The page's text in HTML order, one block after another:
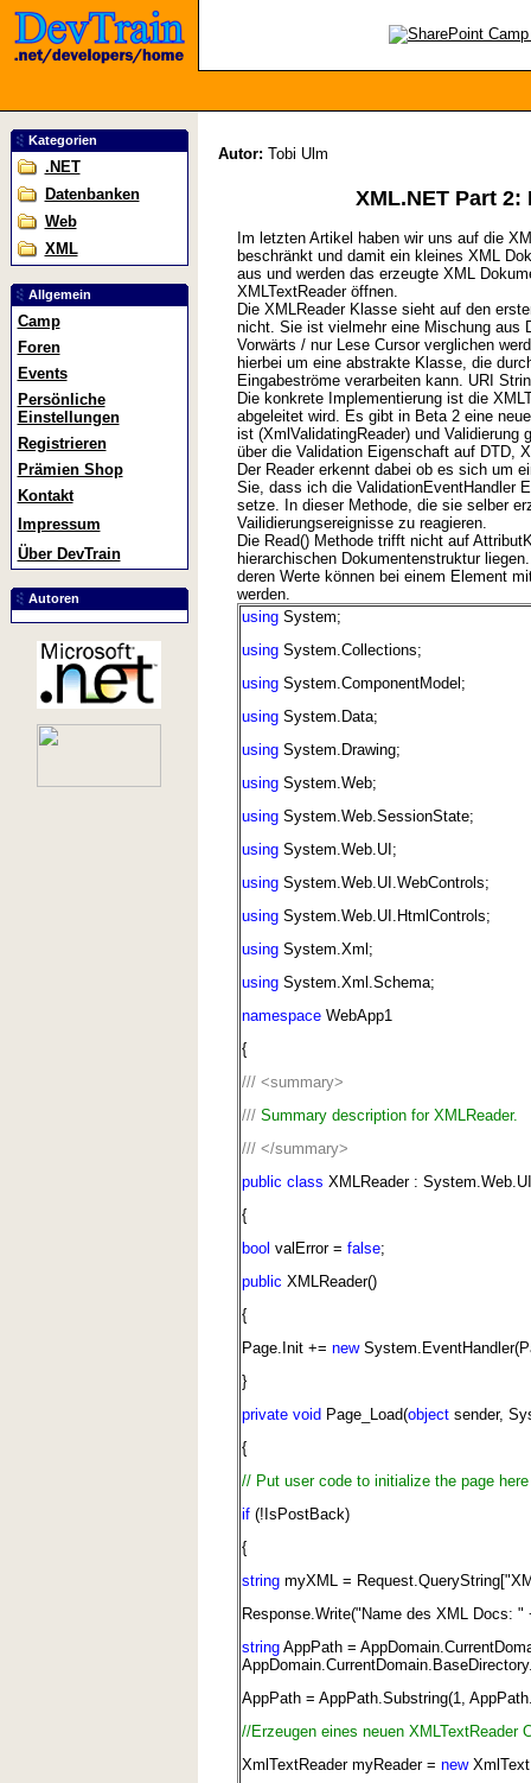
Kategorien
.NET
Datenbanken
Web
XML
Allgemein
Camp
Foren
Events
Persönliche
Einstellungen
Registrieren
Prämien Shop
Kontakt
Impressum
Über DevTrain
Autoren
Autor: Tobi Ulm
XML.NET Part 2:
Im letzten Artikel haben wir uns auf die
beschränkt und damit ein kleines XML
aus und werden das erzeugte XML
XMLTextReader öffnen.
Die XMLReader Klasse sieht auf den
nicht. Sie ist vielmehr eine Mischung aus
Vorwärts / nur Lese Cursor verglichen
hierbei um eine abstrakte Klasse, die
Eingabeströme verarbeiten kann. URI
Die konkrete Implementierung ist die
abgeleitet wird. Es gibt in Beta 2 eine
ist (XmlValidatingReader) und
über die Validation Eigenschaft auf DTD,
Der Reader erkennt dabei ob es sich um
Sie, dass ich die ValidationEventHandler
setze. In dieser Methode, die sie selber
Vailidierungsereignisse zu reagieren.
Die Read() Methode trifft nicht auf
hierarchischen Dokumentenstruktur
deren Werte können bei einem Element
werden.
usingSystem;
usingSystem.Collections;
usingSystem.ComponentModel;
usingSystem.Data;
usingSystem.Drawing;
usingSystem.Web;
usingSystem.Web.SessionState;
usingSystem.Web.UI;
usingSystem.Web.UI.WebControls;
usingSystem.Web.UI.HtmlControls;
usingSystem.Xml;
usingSystem.Xml.Schema;
namespaceWebApp1
{
/// <summary>
///Summary description for XMLReader.
/// </summary>
public class XMLReader :
{
bool valError = false;
public XMLReader()
{
Page.Init += new
}
private void Page_Load(objectsender,
{
// Put user code to initialize the page here
if(!IsPostBack)
{
stringmyXML =
Response.Write("Name des XML Docs:
stringAppPath =
AppPath = AppPath.Substring(1,
//Erzeugen eines neuen XMLTextReader
XmlTextReader myReader = new